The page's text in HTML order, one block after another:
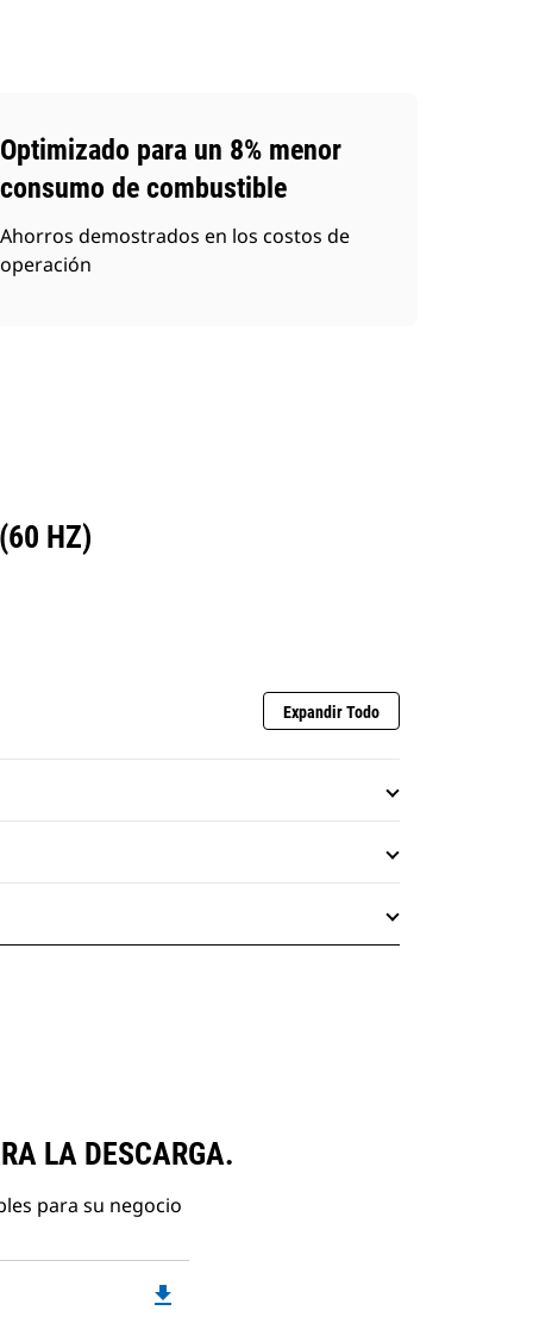
Optimizado para un 8% menor
consumo de combustible
Ahorros demostrados en los costos de
operación
HZ)
Expandir Todo
LA DESCARGA.
para su negocio
file_download